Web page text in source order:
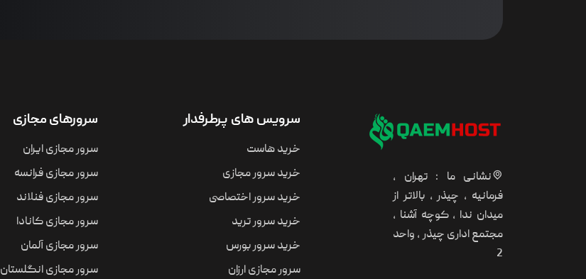
نشانی ما : تهران ،
فرمانیه ، چیذر ، بالاتر از
میدان ندا ، کوچه آشنا ،
مجتمع اداری چیذر ، واحد
2
سرویس های پرطرفدار
خرید هاست
خرید سرور مجازی
خرید سرور اختصاصی
خرید سرور ترید
خرید سرور بورس
سرور مجازی ارزان
سرورهای مجازی
سرور مجازی ایران
سرور مجازی فرانسه
سرور مجازی فنلاند
سرور مجازی کانادا
سرور مجازی آلمان
سرور مجازی انگلستان